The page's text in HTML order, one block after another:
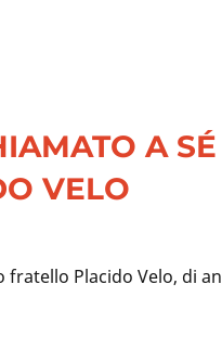
A
VELO
Placido Velo, di